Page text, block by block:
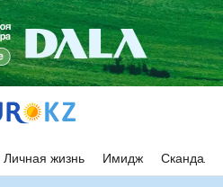
Личная жизнь Имидж Скандалы